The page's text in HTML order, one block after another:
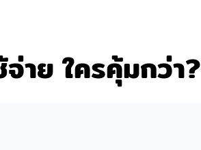
าย ใครคุ้มกว่า?